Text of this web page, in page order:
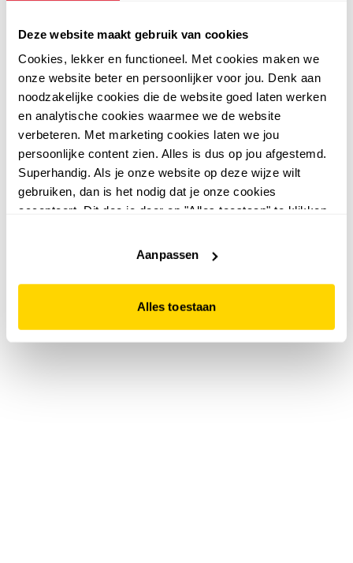
Deze website maakt gebruik van cookies
Cookies, lekker en functioneel. Met cookies maken we
onze website beter en persoonlijker voor jou. Denk aan
noodzakelijke cookies die de website goed laten werken
en analytische cookies waarmee we de website
verbeteren. Met marketing cookies laten we jou
persoonlijke content zien. Alles is dus op jou afgestemd.
Superhandig. Als je onze website op deze wijze wilt
gebruiken, dan is het nodig dat je onze cookies
accepteert. Dit doe je door op "Alles toestaan" te klikken.
website niet optimaal functioneert.
Aanpassen
Alles toestaan